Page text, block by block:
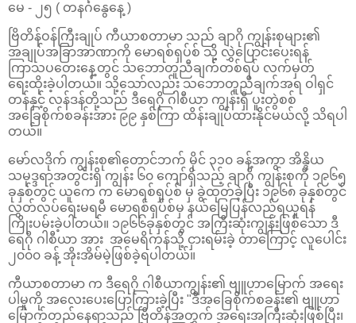
မေ - ၂၅ ( တနင်္ဂနွေနေ့ )
ဗြိတိန်ဝန်ကြီးချုပ် ကီယာစတာမာ သည် ချာဂို ကျွန်းစုများ၏
အချုပ်အခြာအာဏာကို မောရစ်ရှပ်စ် သို့ လွှဲပြောင်းပေးရန်
ကြာသပတေးနေ့တွင် သဘောတူညီချက်တစ်ရပ် လက်မှတ်
ရေးထိုးခဲ့ပါတယ်။ သို့သော်လည်း သဘောတူညီချက်အရ ဝါရှင်
တန်နှင့် လန်ဒန်တို့သည် ဒီရေဂို ဂါစီယာ ကျွန်းရှိ ပူးတွဲစစ်
အခြေစိုက်စခန်းအား ၉၉ နှစ်ကြာ ထိန်းချုပ်ထားနိုင်မယ်လို့ သိရပါ
တယ်။
မော်လဒိုက် ကျွန်းစု၏တောင်ဘက် မိုင် ၃၁၀ ခန့်အကွာ အိန္ဒိယ
သမုဒ္ဒရာအတွင်းရှိ ကျွန်း ၆၀ ကျော်ရှိသည့် ချာဂို ကျွန်းစုကို ၁၉၆၅
ခုနှစ်တွင် ယူကေ က မောရစ်ရှပ်စ် မှ ခွဲထုတ်ခဲ့ပြီး ၁၉၆၈ ခုနှစ်တွင်
လွတ်လပ်ရေးမရမီ မောရစ်ရှပ်စ်မှ နယ်မြေပြန်လည်ရယူရန်
ကြိုးပမ်းခဲ့ပါတယ်။ ၁၉၆၆ခုနှစ်တွင် အကြီးဆုံးကျွန်းဖြစ်သော ဒီ
ရေဂို ဂါစီယာ အား အမေရိကန်သို့ ငှားရမ်းခဲ့ တာကြောင့် လူပေါင်း
၂၀၀၀ ခန့် အိုးအိမ်မဲ့ဖြစ်ခဲ့ရပါတယ်။
ကီယာစတာမာ က ဒီရေဂို ဂါစီယာကျွန်း၏ ဗျူဟာမြောက် အရေး
ပါမှုကို အလေးပေးပြောကြားခဲ့ပြီး "ဒီအခြေစိုက်စခန်း၏ ဗျူဟာ
မြောက်တည်နေရာသည် ဗြိတိန်အတွက် အရေးအကြီးဆုံးဖြစ်ပြီး၊